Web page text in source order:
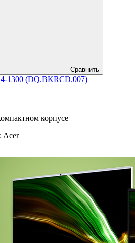
Сравнить
1300 (DQ.BKRCD.007)
корпусе
Acer